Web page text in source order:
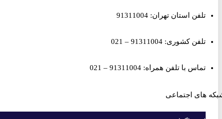
تلفن استان تهران: 91311004
تلفن کشوری: 91311004 – 021
تماس با تلفن همراه: 91311004 – 021
اجتماعی